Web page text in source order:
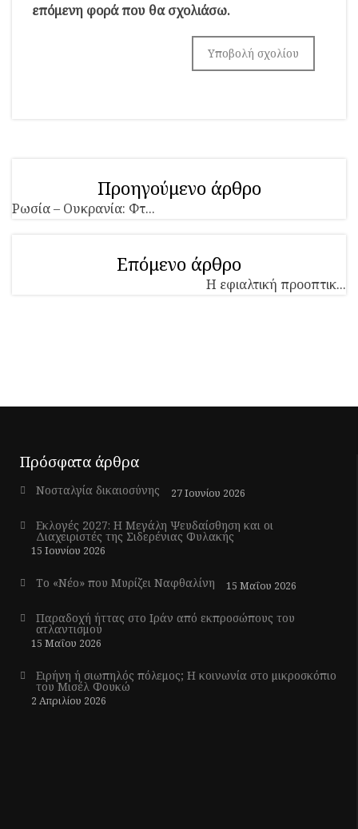
επόμενη φορά που θα σχολιάσω.
Προηγούμενο άρθρο
Ρωσία – Ουκρανία: Φτ...
Επόμενο άρθρο
Η εφιαλτική προοπτικ...
Πρόσφατα άρθρα
Νοσταλγία δικαιοσύνης 27 Ιουνίου 2026
Εκλογές 2027: Η Μεγάλη Ψευδαίσθηση και οι
Διαχειριστές της Σιδερένιας Φυλακής
15 Ιουνίου 2026
Το «Νέο» που Μυρίζει Ναφθαλίνη 15 Μαΐου 2026
Παραδοχή ήττας στο Ιράν από εκπροσώπους του
ατλαντισμού
15 Μαΐου 2026
Ειρήνη ή σιωπηλός πόλεμος; Η κοινωνία στο μικροσκόπιο
του Μισέλ Φουκώ
2 Απριλίου 2026